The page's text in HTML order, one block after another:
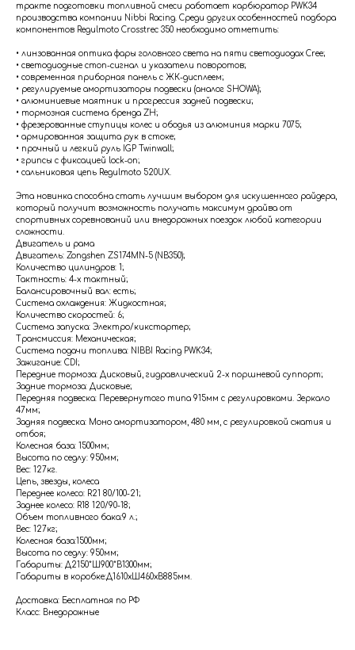
тракте подготовки топливной смеси работает карбюратор PWK34
производства компании Nibbi Racing. Среди других особенностей подбора
компонентов Regulmoto Crosstrec 350 необходимо отметить:
• линзованная оптика фары головного света на пяти светодиодах Cree;
• светодиодные стоп-сигнал и указатели поворотов;
• современная приборная панель с ЖК-дисплеем;
• регулируемые амортизаторы подвески (аналог SHOWA);
• алюминиевые маятник и прогрессия задней подвески;
• тормозная система бренда ZH;
• фрезерованные ступицы колес и ободья из алюминия марки 7075;
• армированная защита рук в стоке;
• прочный и легкий руль IGP Twinwall;
• грипсы с фиксацией lock-on;
• сальниковая цепь Regulmoto 520UX.
Эта новинка способна стать лучшим выбором для искушенного райдера,
который получит возможность получать максимум драйва от
спортивных соревнований или внедорожных поездок любой категории
сложности.
Двигатель и рама
Двигатель: Zongshen ZS174MN-5 (NB350);
Количество цилиндров: 1;
Тактность: 4-x тактный;
Балансировочный вал: есть;
Система охлаждения: Жидкостная;
Количество скоростей: 6;
Система запуска: Электро/кикстартер;
Трансмиссия: Механическая;
Система подачи топлива: NIBBI Racing PWK34;
Зажигание: CDI;
Передние тормоза: Дисковый, гидравлический 2-х поршневой суппорт;
Задние тормоза: Дисковые;
Передняя подвеска: Перевернутого типа 915мм с регулировками. Зеркало
47мм;
Задняя подвеска: Моно амортизатором, 480 мм, с регулировкой сжатия и
отбоя;
Колесная база: 1500мм;
Высота по седлу: 950мм;
Вес: 127кг.
Цепь, звезды, колеса
Переднее колесо: R21 80/100-21;
Заднее колесо: R18 120/90-18;
Объем топливного бака:9 л.;
Вес: 127кг;
Колесная база:1500мм;
Высота по седлу: 950мм;
Габариты: Д2150*Ш900*В1300мм;
Габариты в коробке:Д1610xШ460xВ885мм.
Доставка: Бесплатная по РФ
Класс: Внедорожные